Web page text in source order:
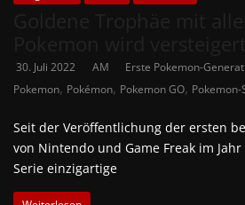
30. Juli 2022 AM Erste Pokemon-
Pokemon, Pokémon, Pokemon GO, Pokemon-
Seit der Veröffentlichung der ersten
von Nintendo und Game Freak im
Serie einzigartige